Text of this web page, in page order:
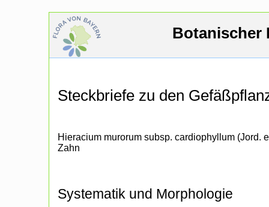
Botanischer
Steckbriefe zu den
Hieracium murorum subsp. cardiophyllum (Jord.
Zahn
Systematik und Morphologie